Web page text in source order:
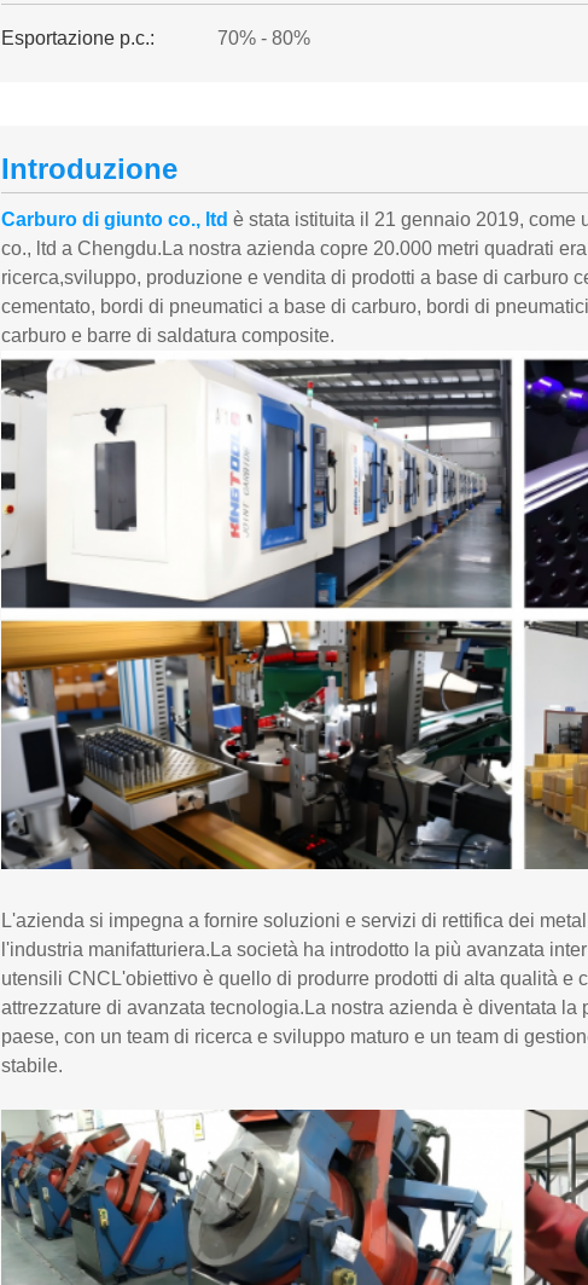
Esportazione p.c.: 70% - 80%
Introduzione
Carburo di giunto co., ltd è stata istituita il 21 gennaio 2019,
co., ltd a Chengdu.La nostra azienda copre 20.000 metri quadrati
ricerca,sviluppo, produzione e vendita di prodotti a base di carburo
cementato, bordi di pneumatici a base di carburo, bordi di
carburo e barre di saldatura composite.
L'azienda si impegna a fornire soluzioni e servizi di rettifica dei
l'industria manifatturiera.La società ha introdotto la più avanzata
utensili CNCL'obiettivo è quello di produrre prodotti di alta qualità
attrezzature di avanzata tecnologia.La nostra azienda è diventata
paese, con un team di ricerca e sviluppo maturo e un team di
stabile.